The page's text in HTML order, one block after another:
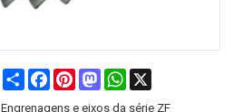
Share FacebookPinterestMastodonWhatsApp
Engrenagens e eixos da série ZF